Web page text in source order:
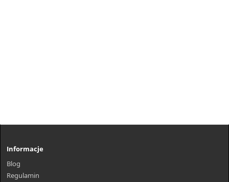
Informacje
Blog
Regulamin